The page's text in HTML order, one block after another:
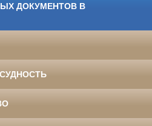
ДОКУМЕНТОВ В